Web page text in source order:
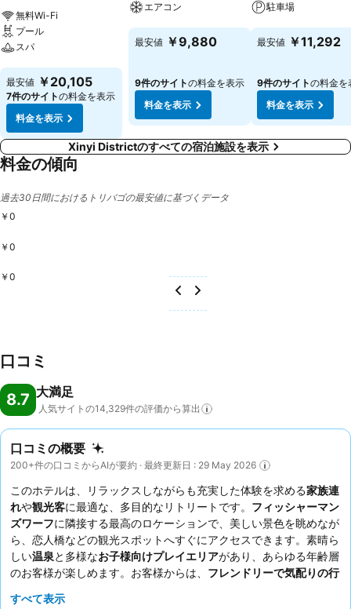
無料Wi-Fi
プール
スパ
料金を表示
最安値 ￥20,105
7件のサイトの料金を表示
料金を表示
エアコン
料金を表示
最安値 ￥9,880
9件のサイトの料金を表示
料金を表示
駐車場
料金を表示
最安値 ￥11,292
9件のサイトの料金を
料金を表示
Xinyi Districtのすべての宿泊施設を表示
料金の傾向
過去30日間におけるトリバゴの最安値に基づくデータ
￥0
￥0
￥0
口コミ
8.7 大満足
人気サイトの14,329件の評価から算出
口コミの概要
200+件の口コミからAIが要約 · 最終更新日 : 29 May 2026
このホテルは、リラックスしながらも充実した体験を求める家族連
れや観光客に最適な、多目的なリトリートです。 フィッシャーマン
ズワーフに隣接する最高のロケーションで、美しい景色を眺めなが
ら、恋人橋などの観光スポットへすぐにアクセスできます。素晴ら
しい温泉と多様なお子様向けプレイエリアがあり、あらゆる年齢層
のお客様が楽しめます。お客様からは、 フレンドリーで気配りの行
食ビュッフェ
すべて表示